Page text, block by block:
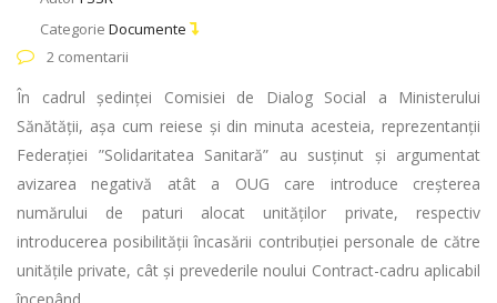
Categorie Documente
2 comentarii
În cadrul ședinței Comisiei de Dialog Social a Ministerului
Sănătății, așa cum reiese și din minuta acesteia, reprezentanții
Federației ”Solidaritatea Sanitară” au susținut și argumentat
avizarea negativă atât a OUG care introduce creșterea
numărului de paturi alocat unităților private, respectiv
introducerea posibilității încasării contribuției personale de către
unitățile private, cât și prevederile noului Contract-cadru aplicabil